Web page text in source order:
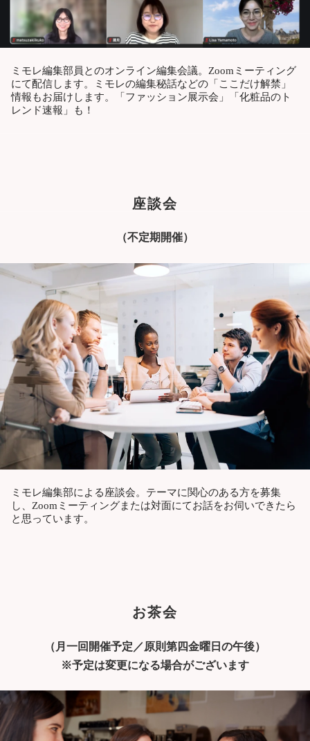
ミモレ編集部員とのオンライン編集会議。Zoomミーティング
にて配信します。ミモレの編集秘話などの「ここだけ解禁」
情報もお届けします。「ファッション展示会」「化粧品のト
レンド速報」も！
座談会
（不定期開催）
ミモレ編集部による座談会。テーマに関心のある方を募集
し、Zoomミーティングまたは対面にてお話をお伺いできたら
と思っています。
お茶会
（月一回開催予定／原則第四金曜日の午後）
※予定は変更になる場合がございます